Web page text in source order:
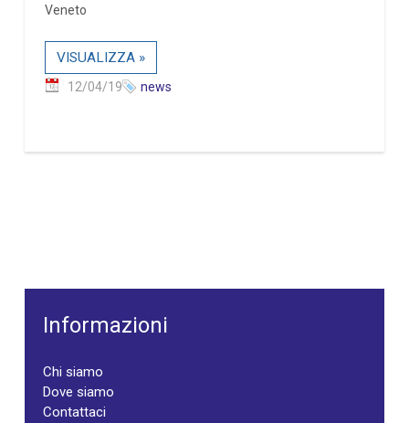
Veneto
VISUALIZZA »
12/04/19 news
Informazioni
Chi siamo
Dove siamo
Contattaci